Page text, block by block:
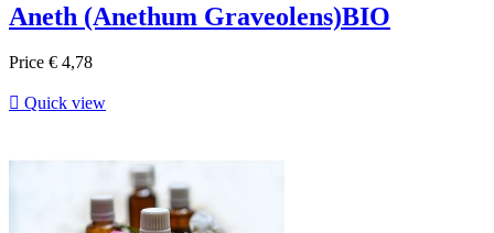
Aneth (Anethum Graveolens)BIO
Price € 4,78
 Quick view